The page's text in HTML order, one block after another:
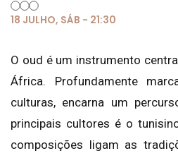
18 JULHO, SÁB - 21:30
O oud é um instrumento
África. Profundamente
culturas, encarna um
principais cultores é o
composições ligam as